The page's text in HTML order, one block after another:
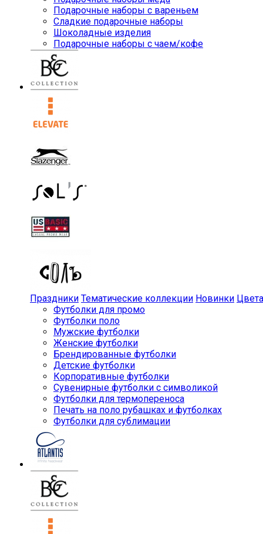
Подарочные наборы с вареньем
Сладкие подарочные наборы
Шоколадные изделия
Подарочные наборы с чаем/кофе
Праздники Тематические коллекции Новинки Цвета
Футболки для промо
Футболки поло
Мужские футболки
Женские футболки
Брендированные футболки
Детские футболки
Корпоративные футболки
Сувенирные футболки с символикой
Футболки для термопереноса
Печать на поло рубашках и футболках
Футболки для сублимации